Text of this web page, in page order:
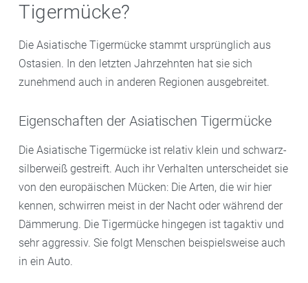
Tigermücke?
Die Asiatische Tigermücke stammt ursprünglich aus
Ostasien. In den letzten Jahrzehnten hat sie sich
zunehmend auch in anderen Regionen ausgebreitet.
Eigenschaften der Asiatischen Tigermücke
Die Asiatische Tigermücke ist relativ klein und schwarz-
silberweiß gestreift. Auch ihr Verhalten unterscheidet sie
von den europäischen Mücken: Die Arten, die wir hier
kennen, schwirren meist in der Nacht oder während der
Dämmerung. Die Tigermücke hingegen ist tagaktiv und
sehr aggressiv. Sie folgt Menschen beispielsweise auch
in ein Auto.